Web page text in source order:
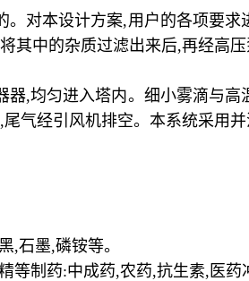
。对本设计方案, 用户的各项要求
其中的杂质过滤出来后,再经高
器,均匀进入塔内。细小雾滴与高
,尾气经引风机排空。本系统采用
,石墨,磷铵等。
等制药:中成药,农药,抗生素, 医药